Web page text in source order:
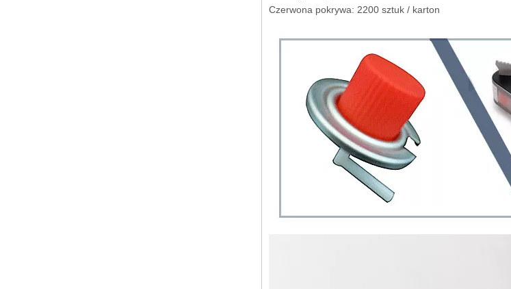
Czerwona pokrywa: 2200 sztuk / karton